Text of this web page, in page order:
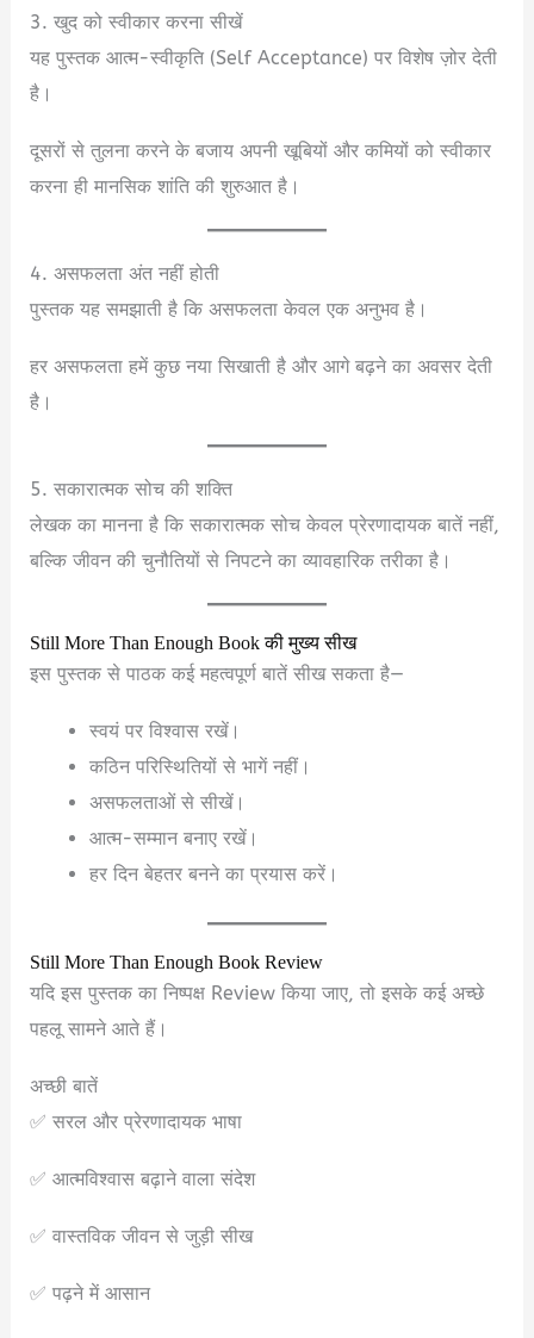
3. खुद को स्वीकार करना सीखें
यह पुस्तक आत्म-स्वीकृति (Self Acceptance) पर विशेष ज़ोर देती
है।
दूसरों से तुलना करने के बजाय अपनी खूबियों और कमियों को स्वीकार
करना ही मानसिक शांति की शुरुआत है।
4. असफलता अंत नहीं होती
पुस्तक यह समझाती है कि असफलता केवल एक अनुभव है।
हर असफलता हमें कुछ नया सिखाती है और आगे बढ़ने का अवसर देती
है।
5. सकारात्मक सोच की शक्ति
लेखक का मानना है कि सकारात्मक सोच केवल प्रेरणादायक बातें नहीं,
बल्कि जीवन की चुनौतियों से निपटने का व्यावहारिक तरीका है।
Still More Than Enough Book की मुख्य सीख
इस पुस्तक से पाठक कई महत्वपूर्ण बातें सीख सकता है—
स्वयं पर विश्वास रखें।
कठिन परिस्थितियों से भागें नहीं।
असफलताओं से सीखें।
आत्म-सम्मान बनाए रखें।
हर दिन बेहतर बनने का प्रयास करें।
Still More Than Enough Book Review
यदि इस पुस्तक का निष्पक्ष Review किया जाए, तो इसके कई अच्छे
पहलू सामने आते हैं।
अच्छी बातें
✅ सरल और प्रेरणादायक भाषा
✅ आत्मविश्वास बढ़ाने वाला संदेश
✅ वास्तविक जीवन से जुड़ी सीख
✅ पढ़ने में आसान